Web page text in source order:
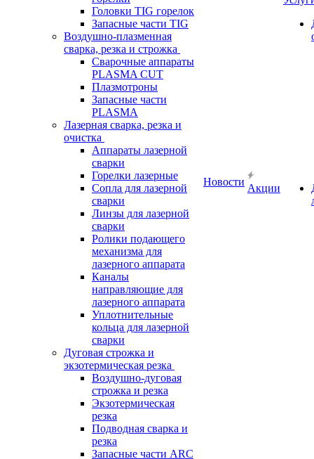
Головки TIG горелок
Запасные части TIG
Воздушно-плазменная
сварка, резка и строжка
Сварочные аппараты
PLASMA CUT
Плазмотроны
Запасные части
PLASMA
Лазерная сварка, резка и
очистка
Аппараты лазерной
сварки
Горелки лазерные
Сопла для лазерной
сварки
Линзы для лазерной
сварки
Ролики подающего
механизма для
лазерного аппарата
Каналы
направляющие для
лазерного аппарата
Уплотнительные
кольца для лазерной
сварки
Дуговая строжка и
экзотермическая резка
Воздушно-дуговая
строжка и резка
Экзотермическая
резка
Подводная сварка и
резка
Запасные части ARC
Новости
Акции